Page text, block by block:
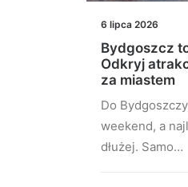
6 lipca 2026
Bydgoszcz
Odkryj
za miastem
Do
weekend, a
dłużej. Samo…